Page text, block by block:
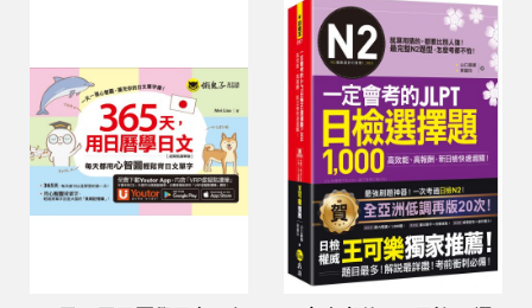
價格 (高→低)
價格 (低→高)